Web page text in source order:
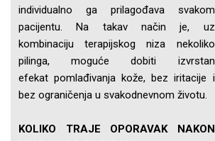
individualno ga prilagođava svakom
pacijentu. Na takav način je, uz
kombinaciju terapijskog niza nekoliko
pilinga, moguće dobiti izvrstan
efekat pomlađivanja kože, bez iritacije i
bez ograničenja u svakodnevnom životu.
KOLIKO TRAJE OPORAVAK NAKON